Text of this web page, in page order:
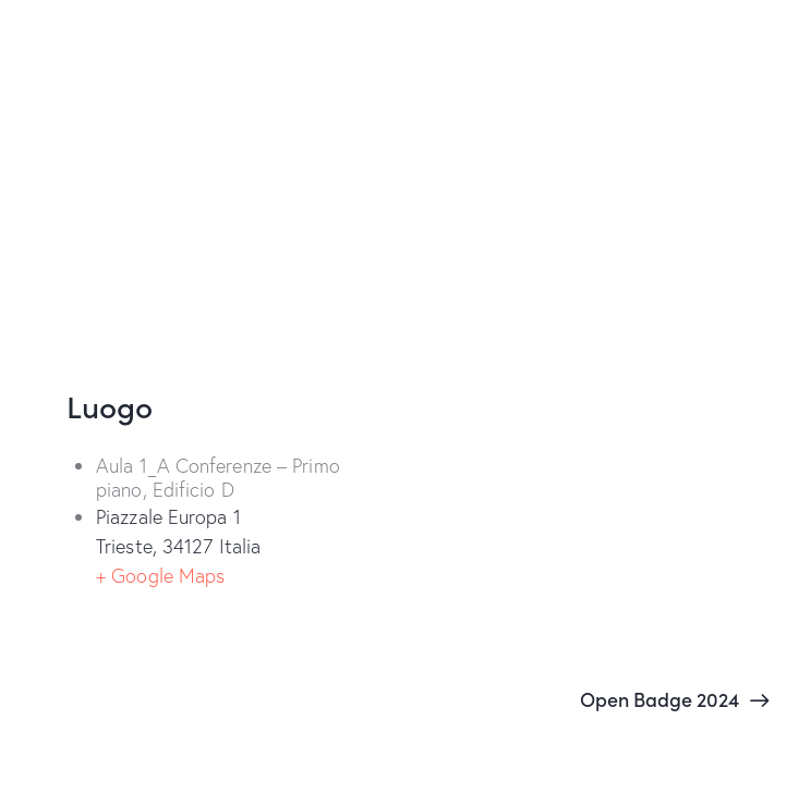
Luogo
Aula 1_A Conferenze – Primo
piano, Edificio D
Piazzale Europa 1
Trieste, 34127 Italia
+ Google Maps
Open Badge 2024